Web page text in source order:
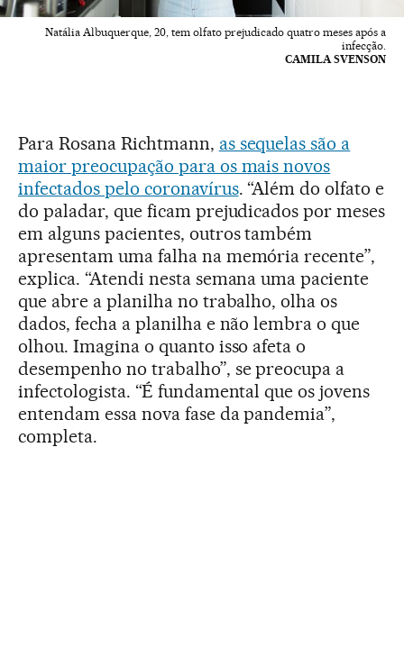
Natália Albuquerque, 20, tem olfato prejudicado quatro meses após a
infecção.
CAMILA SVENSON
Para Rosana Richtmann, as sequelas são a
maior preocupação para os mais novos
infectados pelo coronavírus. “Além do olfato e
do paladar, que ficam prejudicados por meses
em alguns pacientes, outros também
apresentam uma falha na memória recente”,
explica. “Atendi nesta semana uma paciente
que abre a planilha no trabalho, olha os
dados, fecha a planilha e não lembra o que
olhou. Imagina o quanto isso afeta o
desempenho no trabalho”, se preocupa a
infectologista. “É fundamental que os jovens
entendam essa nova fase da pandemia”,
completa.